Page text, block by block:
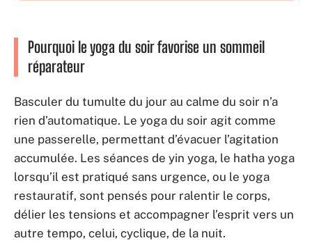
Pourquoi le yoga du soir favorise un sommeil
réparateur
Basculer du tumulte du jour au calme du soir n’a
rien d’automatique. Le yoga du soir agit comme
une passerelle, permettant d’évacuer l’agitation
accumulée. Les séances de yin yoga, le hatha yoga
lorsqu’il est pratiqué sans urgence, ou le yoga
restauratif, sont pensés pour ralentir le corps,
délier les tensions et accompagner l’esprit vers un
autre tempo, celui, cyclique, de la nuit.